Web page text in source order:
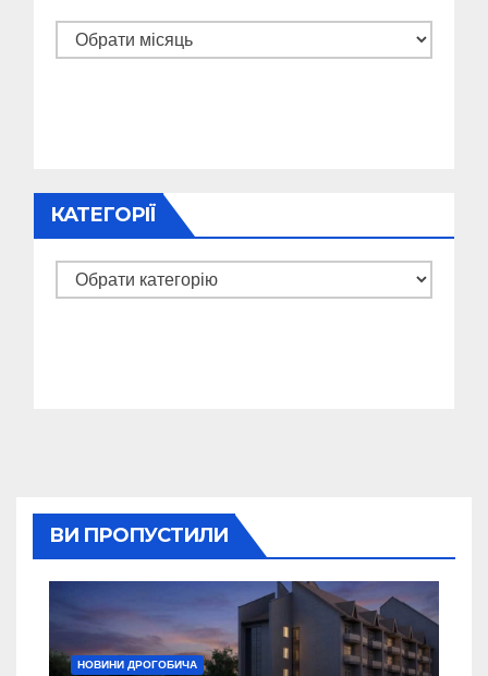
Архіви
КАТЕГОРІЇ
Категорії
ВИ ПРОПУСТИЛИ
НОВИНИ ДРОГОБИЧА